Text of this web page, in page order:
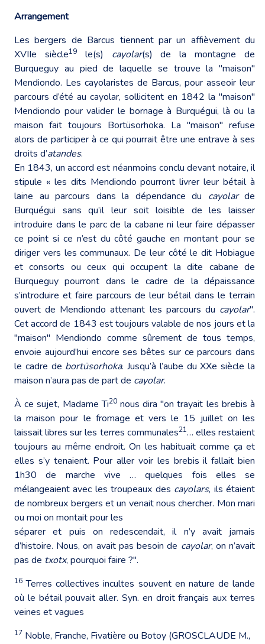
Arrangement
Les bergers de Barcus tiennent par un affièvement du
XVIIe siècle19le(s) cayolar(s) de la montagne de
Burqueguy au pied de laquelle se trouve la "maison"
Mendiondo. Les cayolaristes de Barcus, pour asseoir leur
parcours d’été au cayolar, sollicitent en 1842 la "maison"
Mendiondo pour valider le bornage à Burquégui, là ou la
maison fait toujours Bortüsorhoka. La "maison" refuse
alors de participer à ce qui pourrait être une entrave à ses
droits d’atandes.
En 1843, un accord est néanmoins conclu devant notaire, il
stipule « les dits Mendiondo pourront livrer leur bétail à
laine au parcours dans la dépendance du cayolarde
Burquégui sans qu’il leur soit loisible de les laisser
introduire dans le parc de la cabane ni leur faire dépasser
ce point si ce n’est du côté gauche en montant pour se
diriger vers les communaux. De leur côté le dit Hobiague
et consorts ou ceux qui occupent la dite cabane de
Burqueguy pourront dans le cadre de la dépaissance
s’introduire et faire parcours de leur bétail dans le terrain
ouvert de Mendiondo attenant les parcours du cayolar".
Cet accord de 1843 est toujours valable de nos jours et la
"maison" Mendiondo comme sûrement de tous temps,
envoie aujourd’hui encore ses bêtes sur ce parcours dans
le cadre de bortüsorhoka. Jusqu’à l’aube du XXe siècle la
maison n’aura pas de part de cayolar.
À ce sujet, Madame Ti20nous dira "on trayait les brebis à
la maison pour le fromage et vers le 15 juillet on les
laissait libres sur les terres communales21… elles restaient
toujours au même endroit. On les habituait comme ça et
elles s’y tenaient. Pour aller voir les brebis il fallait bien
1h30 de marche vive … quelques fois elles se
mélangeaient avec les troupeaux des cayolars, ils étaient
de nombreux bergers et un venait nous chercher. Mon mari
ou moi on montait pour les
séparer et puis on redescendait, il n’y avait jamais
d’histoire. Nous, on avait pas besoin de cayolar, on n’avait
pas de txotx, pourquoi faire ?".
16 Terres collectives incultes souvent en nature de lande
où le bétail pouvait aller. Syn. en droit français aux terres
veines et vagues
17 Noble, Franche, Fivatière ou Botoy (GROSCLAUDE M.,